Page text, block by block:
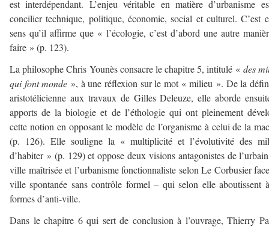
est interdépendant. L’enjeu véritable en matière d’urbanisme
concilier technique, politique, économie, social et culturel. C’est
sens qu’il affirme que « l’écologie, c’est d’abord une autre
faire » (p. 123).
La philosophe Chris Younès consacre le chapitre 5, intitulé « des
qui font monde », à une réflexion sur le mot « milieu ». De la
aristotélicienne aux travaux de Gilles Deleuze, elle aborde
apports de la biologie et de l’éthologie qui ont pleinement
cette notion en opposant le modèle de l’organisme à celui de la
(p. 126). Elle souligne la « multiplicité et l’évolutivité des
d’habiter » (p. 129) et oppose deux visions antagonistes de
ville maîtrisée et l’urbanisme fonctionnaliste selon Le Corbusier
ville spontanée sans contrôle formel – qui selon elle aboutissent
formes d’anti-ville.
Dans le chapitre 6 qui sert de conclusion à l’ouvrage, Thierry